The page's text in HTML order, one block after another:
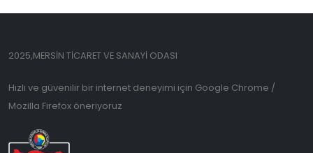
2025,MERSİN TİCARET VE SANAYİ ODASI
Hızlı ve güvenilir bir internet deneyimi için Google Chrome /
Mozilla Firefox öneriyoruz